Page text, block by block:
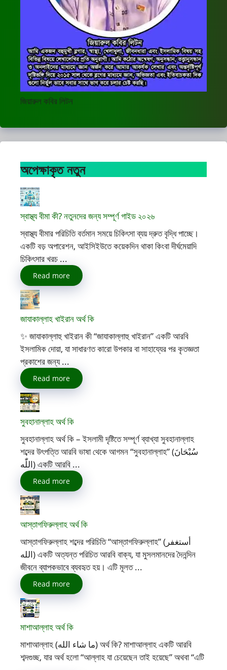
জিয়ারুল কবির লিটন
অপেক্ষাকৃত নতুন
স্বাস্থ্য বীমা কী? নতুনদের জন্য সম্পূর্ণ গাইড ২০২৬
স্বাস্থ্য বীমার পরিচিতি বর্তমান সময়ে চিকিৎসা ব্যয় দ্রুত বৃদ্ধি পাচ্ছে।
একটি বড় অপারেশন, আইসিইউতে কয়েকদিন থাকা কিংবা দীর্ঘমেয়াদি
চিকিৎসার খরচ ...
Read more
জাযাকাল্লাহ খাইরান অর্থ কি
✨ জাযাকাল্লাহু খাইরান কী “জাযাকাল্লাহু খাইরান” একটি আরবি
ইসলামিক দোয়া, যা সাধারণত কারো উপকার বা সাহায্যের পর কৃতজ্ঞতা
প্রকাশের জন্য ...
Read more
সুবহানাল্লাহ অর্থ কি
সুবহানাল্লাহ অর্থ কি – ইসলামী দৃষ্টিতে সম্পূর্ণ ব্যাখ্যা সুবহানাল্লাহ
শব্দের উৎপত্তি আরবি ভাষা থেকে আগমন “সুবহানাল্লাহ” (سُبْحَانَ
اللّٰه) একটি আরবি ...
Read more
আস্তাগফিরুল্লাহ অর্থ কি
আস্তাগফিরুল্লাহ শব্দের পরিচিতি “আস্তাগফিরুল্লাহ” (أستغفر
الله) একটি অত্যন্ত পরিচিত আরবি বাক্য, যা মুসলমানদের দৈনন্দিন
জীবনে ব্যাপকভাবে ব্যবহৃত হয়। এটি মূলত ...
Read more
মাশাআল্লাহ অর্থ কি
মাশাআল্লাহ (ما شاء الله) অর্থ কি? মাশাআল্লাহ একটি আরবি
শব্দগুচ্ছ, যার অর্থ হলো “আল্লাহ যা চেয়েছেন তাই হয়েছে” অথবা “এটি